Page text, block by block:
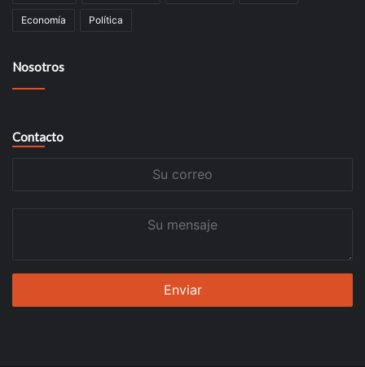
Economía Política
Nosotros
Contacto